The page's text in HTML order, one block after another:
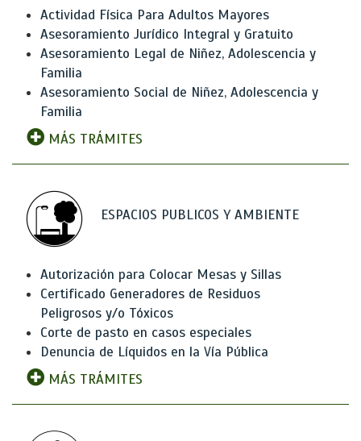
Actividad Física Para Adultos Mayores
Asesoramiento Jurídico Integral y Gratuito
Asesoramiento Legal de Niñez, Adolescencia y
Familia
Asesoramiento Social de Niñez, Adolescencia y
Familia
MÁS TRÁMITES
ESPACIOS PUBLICOS Y AMBIENTE
Autorización para Colocar Mesas y Sillas
Certificado Generadores de Residuos
Peligrosos y/o Tóxicos
Corte de pasto en casos especiales
Denuncia de Líquidos en la Vía Pública
MÁS TRÁMITES